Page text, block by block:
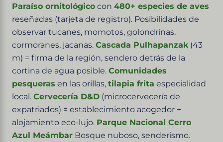
Paraíso ornitológico con 480+ especies de aves
reseñadas (tarjeta de registro). Posibilidades de
observar tucanes, momotos, golondrinas,
cormoranes, jacanas. Cascada Pulhapanzak (43
m) = firma de la región, sendero detrás de la
cortina de agua posible. Comunidades
pesqueras en las orillas, tilapia frita especialidad
local. Cervecería D&D (microcervecería de
expatriados) = establecimiento acogedor +
alojamiento eco-lujo. Parque Nacional Cerro
Azul Meámbar Bosque nuboso, senderismo.